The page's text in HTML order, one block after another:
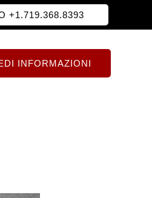
+1.719.368.8393
INFORMAZIONI